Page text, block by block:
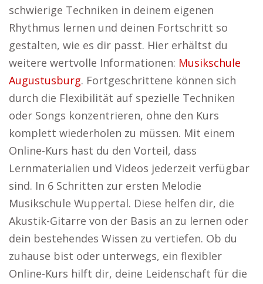
schwierige Techniken in deinem eigenen
Rhythmus lernen und deinen Fortschritt so
gestalten, wie es dir passt. Hier erhältst du
weitere wertvolle Informationen: Musikschule
Augustusburg. Fortgeschrittene können sich
durch die Flexibilität auf spezielle Techniken
oder Songs konzentrieren, ohne den Kurs
komplett wiederholen zu müssen. Mit einem
Online-Kurs hast du den Vorteil, dass
Lernmaterialien und Videos jederzeit verfügbar
sind. In 6 Schritten zur ersten Melodie
Musikschule Wuppertal. Diese helfen dir, die
Akustik-Gitarre von der Basis an zu lernen oder
dein bestehendes Wissen zu vertiefen. Ob du
zuhause bist oder unterwegs, ein flexibler
Online-Kurs hilft dir, deine Leidenschaft für die